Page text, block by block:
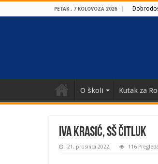
PETAK , 7 KOLOVOZA 2026
O školi Kutak za
IVA KRASIĆ, SŠ ČITLUK
21. prosinca 2022. 116 Pregleda